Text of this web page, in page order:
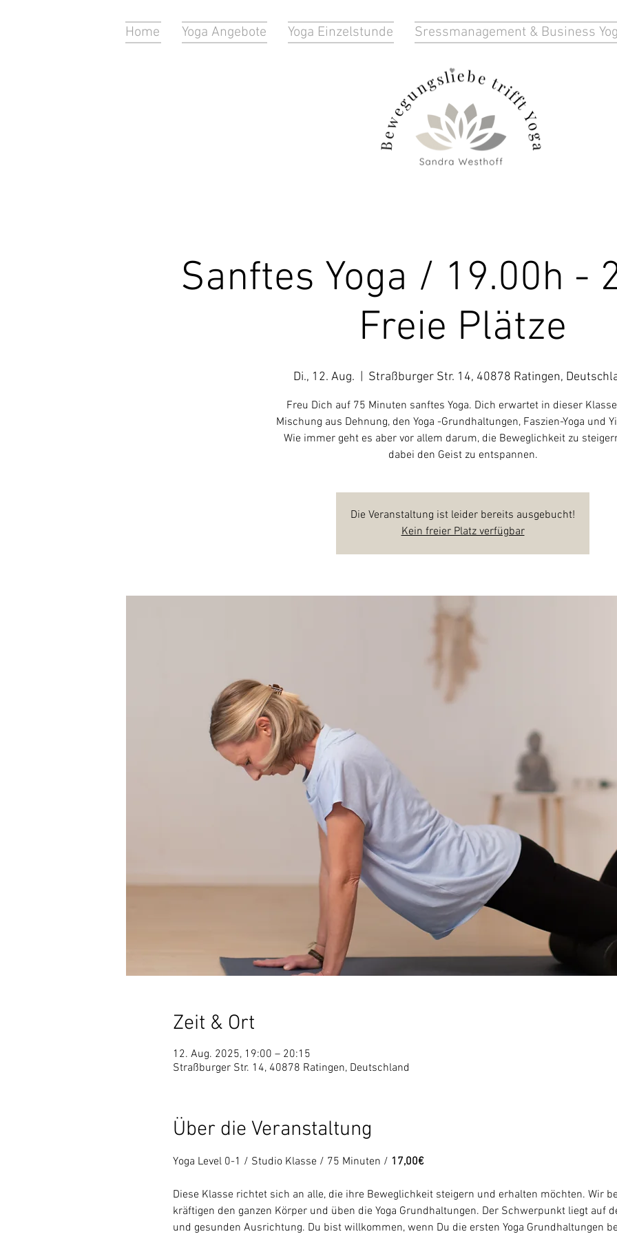
Home Yoga Angebote Yoga Einzelstunde Sressmanagement & Business
Sanftes Yoga / 19.00h -
Freie Plätze
Di., 12. Aug. Straßburger Str. 14, 40878 Ratingen,
Freu Dich auf 75 Minuten sanftes Yoga. Dich erwartet in dieser
Mischung aus Dehnung, den Yoga -Grundhaltungen, Faszien-Yoga und
Wie immer geht es aber vor allem darum, die Beweglichkeit zu
dabei den Geist zu entspannen.
Die Veranstaltung ist leider bereits ausgebucht!
Kein freier Platz verfügbar
Zeit & Ort
12. Aug. 2025, 19:00 – 20:15
Straßburger Str. 14, 40878 Ratingen, Deutschland
Über die Veranstaltung
Yoga Level 0-1 / Studio Klasse / 75 Minuten / 17,00€
Diese Klasse richtet sich an alle, die ihre Beweglichkeit steigern und erhalten möchten. Wir
kräftigen den ganzen Körper und üben die Yoga Grundhaltungen. Der Schwerpunkt liegt auf
und gesunden Ausrichtung. Du bist willkommen, wenn Du die ersten Yoga Grundhaltungen